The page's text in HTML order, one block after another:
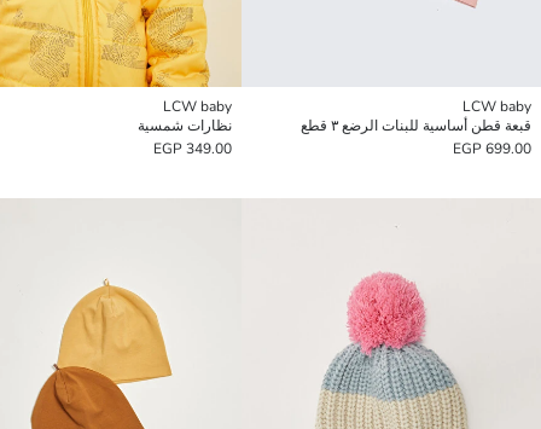
LCW baby
قبعة قطن أساسية للبنات الرضع ٣ قطع
699.00 EGP
LCW baby
نظارات شمسية
349.00 EGP